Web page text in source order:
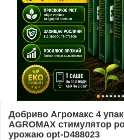
Добриво Агромакс 4
AGROMAX стимулятор
урожаю opt-D488023